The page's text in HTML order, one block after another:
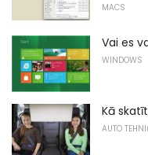
MACS
Vai es
WINDOWS
Kā
AUTO